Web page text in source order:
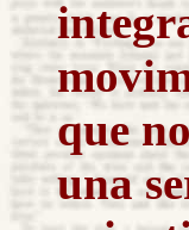
que
una